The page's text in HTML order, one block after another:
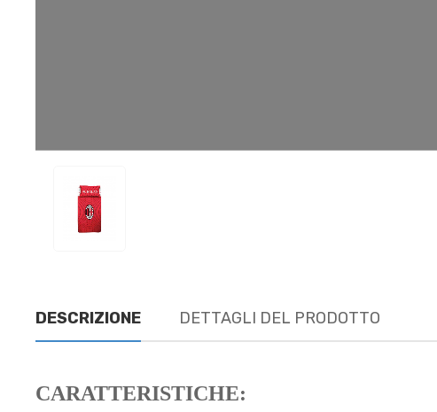
DESCRIZIONE DETTAGLI DEL PRODOTTO
CARATTERISTICHE: